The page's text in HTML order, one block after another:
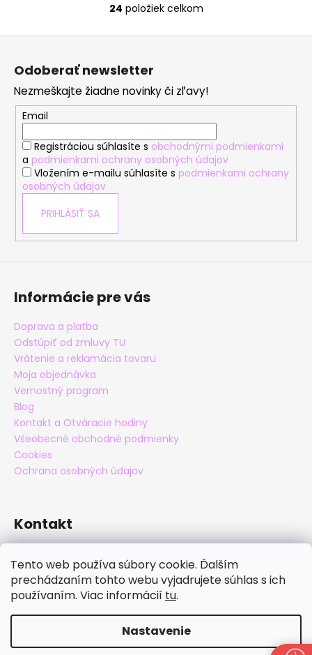
Tento web používa súbory cookie. Ďalším
prechádzaním tohto webu vyjadrujete súhlas s ich
používaním. Viac informácií tu.
Nastavenie
O
v
a
c
i
e
p
r
ý
p
24 položiek celkom
Z
Odoberať newsletter
Nezmeškajte žiadne novinky či zľavy!
Email
Registráciou súhlasíte s obchodnými podmienkami
a podmienkami ochrany osobných údajov
Vložením e-mailu súhlasíte s podmienkami ochrany
osobných údajov
PRIHLÁSIŤ SA
Informácie pre vás
Doprava a platba
Odstúpiť od zmluvy TU
Vrátenie a reklamácia tovaru
Moja objednávka
Vernostný program
Blog
Kontakt a Otváracie hodiny
Všeobecné obchodné podmienky
Cookies
Ochrana osobných údajov
Kontakt
+421 905 838 706
maxatko
maxatko_barefoot